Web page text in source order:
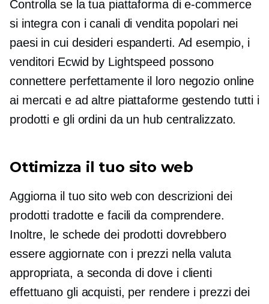
Controlla se la tua piattaforma di e-commerce
si integra con i canali di vendita popolari nei
paesi in cui desideri espanderti. Ad esempio, i
venditori Ecwid by Lightspeed possono
connettere perfettamente il loro negozio online
ai mercati e ad altre piattaforme gestendo tutti i
prodotti e gli ordini da un hub centralizzato.
Ottimizza il tuo sito web
Aggiorna il tuo sito web con descrizioni dei
prodotti tradotte e facili da comprendere.
Inoltre, le schede dei prodotti dovrebbero
essere aggiornate con i prezzi nella valuta
appropriata, a seconda di dove i clienti
effettuano gli acquisti, per rendere i prezzi dei